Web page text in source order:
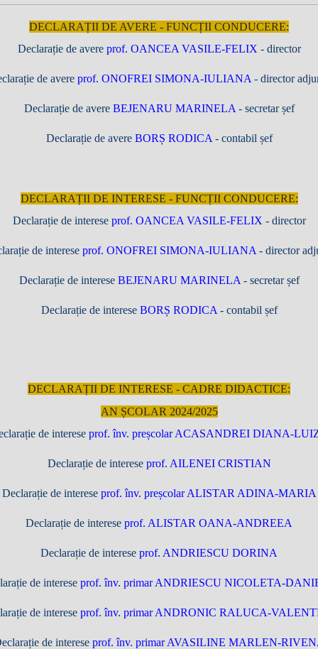
DECLARAȚII DE AVERE - FUNCȚII CONDUCERE:
Declarație de avere prof. OANCEA VASILE-FELIX - director
de avere prof. ONOFREI SIMONA-IULIANA - director
Declarație de avere BEJENARU MARINELA - secretar șef
Declarație de avere BORȘ RODICA - contabil șef
DECLARAȚII DE INTERESE - FUNCȚII CONDUCERE:
Declarație de interese prof. OANCEA VASILE-FELIX - director
de interese prof. ONOFREI SIMONA-IULIANA - director
Declarație de interese BEJENARU MARINELA - secretar șef
Declarație de interese BORȘ RODICA - contabil șef
DECLARAȚII DE INTERESE - CADRE DIDACTICE:
AN ȘCOLAR 2024/2025
de interese prof. înv. preșcolar ACASANDREI DIANA-
Declarație de interese prof. AILENEI CRISTIAN
Declarație de interese prof. înv. preșcolar ALISTAR ADINA-MARIA
Declarație de interese prof. ALISTAR OANA-ANDREEA
Declarație de interese prof. ANDRIESCU DORINA
de interese prof. înv. primar ANDRIESCU NICOLETA-
de interese prof. înv. primar ANDRONIC RALUCA-
de interese prof. înv. primar AVASILINE MARLEN-